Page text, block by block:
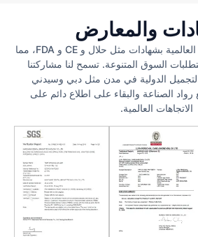
والمعارض
نحن نلتزم بمعايير الجودة العالمية بشهادات مثل حلال و CE و FDA، مما
السوق المتنوعة. تسمح لنا مشاركتنا
الدولية في مدن مثل دبي وسيدني
الصناعة والبقاء على اطلاع دائم على
الاتجاهات العالمية.